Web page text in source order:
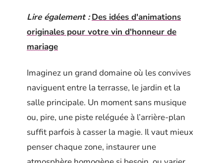
Lire également : Des idées d'animations
originales pour votre vin d'honneur de
mariage
Imaginez un grand domaine où les convives
naviguent entre la terrasse, le jardin et la
salle principale. Un moment sans musique
ou, pire, une piste reléguée à l’arrière-plan
suffit parfois à casser la magie. Il vaut mieux
penser chaque zone, instaurer une